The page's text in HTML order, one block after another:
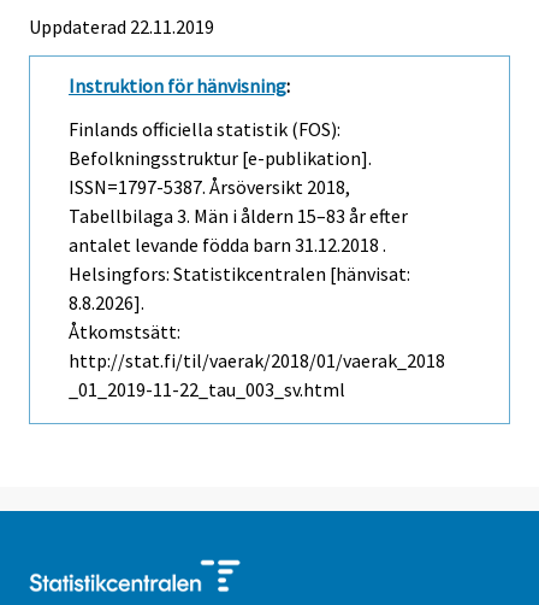
Uppdaterad 22.11.2019
Instruktion för hänvisning:
Finlands officiella statistik (FOS):
Befolkningsstruktur [e-publikation].
ISSN=1797-5387. Årsöversikt 2018,
Tabellbilaga 3. Män i åldern 15–83 år efter
antalet levande födda barn 31.12.2018 .
Helsingfors: Statistikcentralen [hänvisat:
8.8.2026].
Åtkomstsätt:
http://stat.fi/til/vaerak/2018/01/vaerak_2018
_01_2019-11-22_tau_003_sv.html